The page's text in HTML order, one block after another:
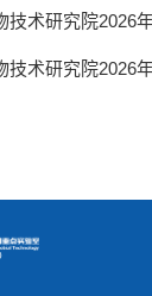
技术研究院2026
技术研究院2026